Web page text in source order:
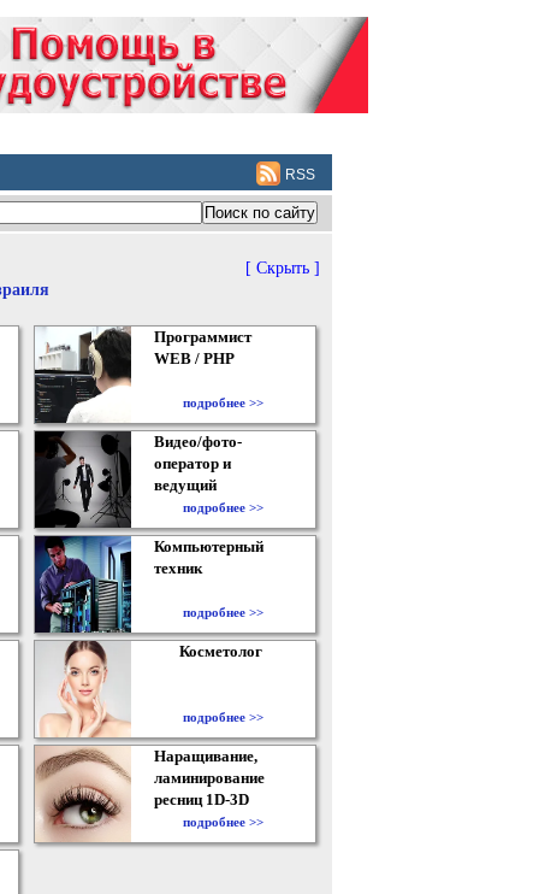
RSS
[ Скрыть ]
Программист
WEB / PHP
подробнее >>
Видео/фото-
оператор и
ведущий
подробнее >>
Компьютерный
техник
подробнее >>
Косметолог
подробнее >>
Наращивание,
ламинирование
ресниц 1D-3D
подробнее >>